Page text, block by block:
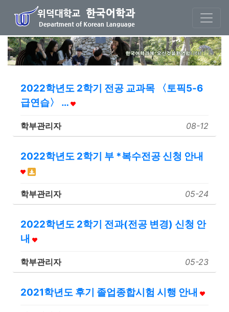
2022학년도 2학기 전공 교과목 〈토픽5-6
급연습〉 …
학부관리자 08-12
2022학년도 2학기 부 *복수전공 신청 안내
학부관리자 05-24
2022학년도 2학기 전과(전공 변경) 신청 안
내
학부관리자 05-23
2021학년도 후기 졸업종합시험 시행 안내